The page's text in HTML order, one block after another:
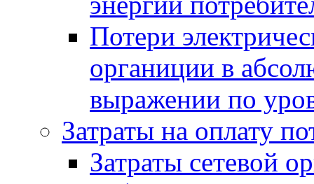
Потери
органиции в
выражении по
Затраты на оплату
Затраты сетевой